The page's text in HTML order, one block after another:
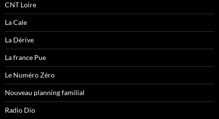
CNT Loire
La Cale
La Dérive
La france Pue
Le Numéro Zéro
Nouveau planning familial
Radio Dio